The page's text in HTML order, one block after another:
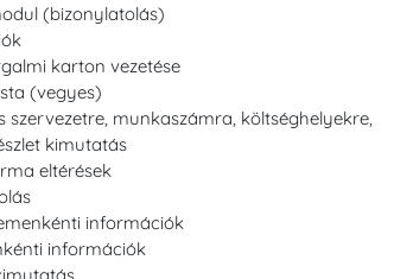
(bizonylatolás)
karton vezetése
(vegyes)
szervezetre, munkaszámra, költséghelyekre,
kimutatás
eltérések
információk
információk